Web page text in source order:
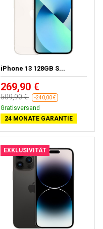
iPhone 13 128GB S...
269,90 €
509,90 € -240,00 €
Kostenloses Geschenk
24 MONATE GARANTIE
EXKLUSIVITÄT